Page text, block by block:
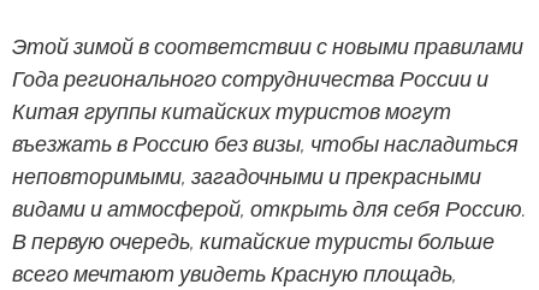
Этой зимой в соответствии с новыми правилами
Года регионального сотрудничества России и
Китая группы китайских туристов могут
въезжать в Россию без визы, чтобы насладиться
неповторимыми, загадочными и прекрасными
видами и атмосферой, открыть для себя Россию.
В первую очередь, китайские туристы больше
всего мечтают увидеть Красную площадь,